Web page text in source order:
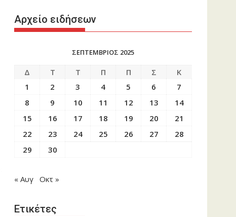
Αρχείο ειδήσεων
ΣΕΠΤΕΜΒΡΙΟΣ 2025
Δ Τ Τ Π Π Σ
Κ
1
2 3 4 5 6
7
8
9 10 11 12 13
14
15
16 17 18 19 20
21
22
23 24 25 26 27
28
29
30
« Αυγ Οκτ »
Ετικέτες